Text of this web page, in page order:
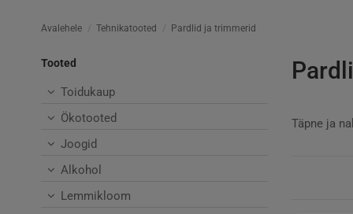
Avalehele Tehnikatooted Pardlid ja trimmerid
Täpne ja
Tooted
Toidukaup
Ökotooted
Joogid
Alkohol
Lemmikloom